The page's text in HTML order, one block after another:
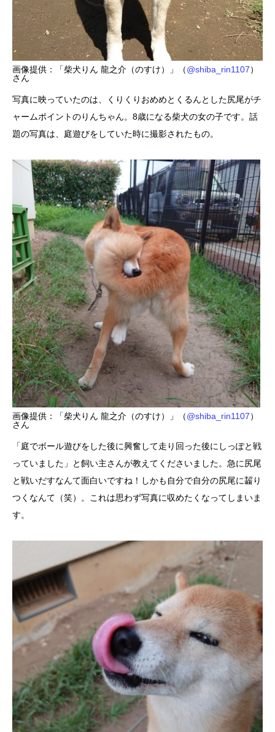
画像提供：「柴犬りん 龍之介（のすけ）」（@shiba_rin1107）
さん
写真に映っていたのは、くりくりおめめとくるんとした尻尾がチ
ャームポイントのりんちゃん。8歳になる柴犬の女の子です。話
題の写真は、庭遊びをしていた時に撮影されたもの。
画像提供：「柴犬りん 龍之介（のすけ）」（@shiba_rin1107）
さん
「庭でボール遊びをした後に興奮して走り回った後にしっぽと戦
っていました」と飼い主さんが教えてくださいました。急に尻尾
と戦いだすなんて面白いですね！しかも自分で自分の尻尾に齧り
つくなんて（笑）。これは思わず写真に収めたくなってしまいま
す。